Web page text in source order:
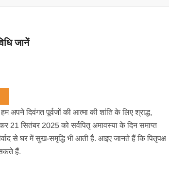
जानें
अपने दिवंगत पूर्वजों की आत्मा की शांति के लिए श्राद्ध,
21 सितंबर 2025 को सर्वपितृ अमावस्या के दिन समाप्त
से घर में सुख-समृद्धि भी आती है. आइए जानते हैं कि पितृपक्ष
हैं.